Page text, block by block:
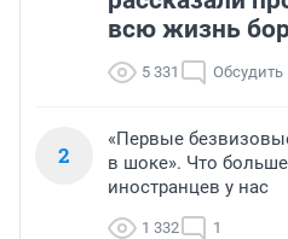
всю жизнь
5 331 Обсудить
2
«Первые
в шоке». Что больше
иностранцев у нас
1 332 1